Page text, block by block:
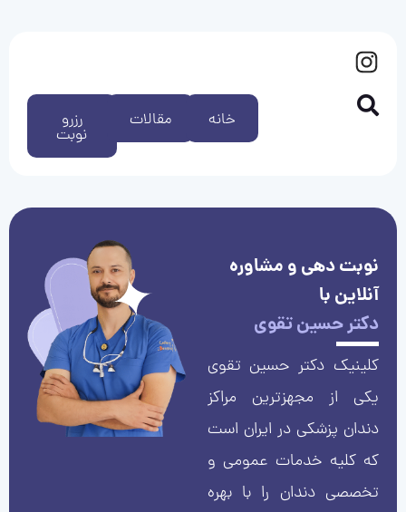
رزرو
نوبت
مقالات خانه
نوبت دهی و مشاوره
آنلاین با
دکتر حسین تقوی
کلینیک دکتر حسین تقوی
یکی از مجهزترین مراکز
دندان پزشکی در ایران است
که کلیه خدمات عمومی و
تخصصی دندان را با بهره